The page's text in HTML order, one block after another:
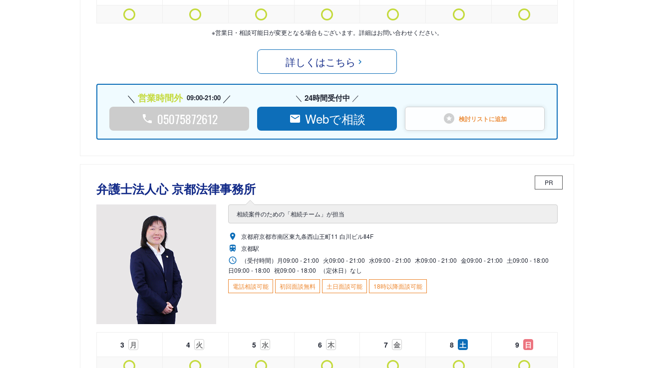
※営業日・相談可能日が変更となる場合もございます。詳細はお問い合わせください。
詳しくはこちら
営業時間外 09:00-21:00
05075872612
24時間受付中
Webで相談 検討リストに追加
弁護士法人心 京都法律事務所 PR
相続案件のための「相続チーム」が担当
京都府京都市南区東九条西山王町11 白川ビルⅡ4F
京都駅
（受付時間） 月09:00 - 21:00 火09:00 - 21:00 水09:00 - 21:00 木09:00 - 21:00 金09:00 - 21:00 土09:00 - 18:00
日09:00 - 18:00 祝09:00 - 18:00
（定休日）なし
電話相談可能
初回面談無料 土日面談可能 18時以降面談可能
3 月 4 火 5 水 6 木 7 金 8 土 9 日